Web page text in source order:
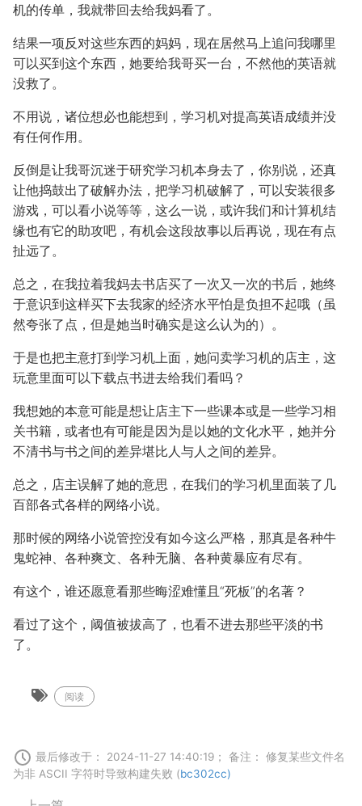
机的传单，我就带回去给我妈看了。
结果一项反对这些东西的妈妈，现在居然马上追问我哪里
可以买到这个东西，她要给我哥买一台，不然他的英语就
没救了。
不用说，诸位想必也能想到，学习机对提高英语成绩并没
有任何作用。
反倒是让我哥沉迷于研究学习机本身去了，你别说，还真
让他捣鼓出了破解办法，把学习机破解了，可以安装很多
游戏，可以看小说等等，这么一说，或许我们和计算机结
缘也有它的助攻吧，有机会这段故事以后再说，现在有点
扯远了。
总之，在我拉着我妈去书店买了一次又一次的书后，她终
于意识到这样买下去我家的经济水平怕是负担不起哦（虽
然夸张了点，但是她当时确实是这么认为的）。
于是也把主意打到学习机上面，她问卖学习机的店主，这
玩意里面可以下载点书进去给我们看吗？
我想她的本意可能是想让店主下一些课本或是一些学习相
关书籍，或者也有可能是因为是以她的文化水平，她并分
不清书与书之间的差异堪比人与人之间的差异。
总之，店主误解了她的意思，在我们的学习机里面装了几
百部各式各样的网络小说。
那时候的网络小说管控没有如今这么严格，那真是各种牛
鬼蛇神、各种爽文、各种无脑、各种黄暴应有尽有。
有这个，谁还愿意看那些晦涩难懂且“死板”的名著？
看过了这个，阈值被拔高了，也看不进去那些平淡的书
了。
阅读
最后修改于： 2024-11-27 14:40:19； 备注： 修复某些文件名
为非 ASCII 字符时导致构建失败 (bc302cc)